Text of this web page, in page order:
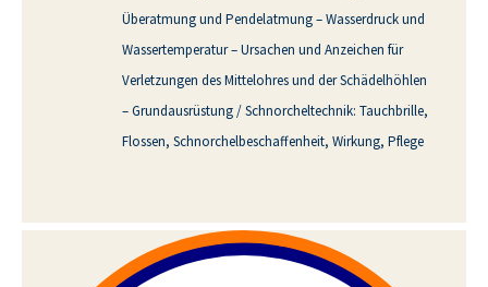
Überatmung und Pendelatmung – Wasserdruck und
Wassertemperatur – Ursachen und Anzeichen für
Verletzungen des Mittelohres und der Schädelhöhlen
– Grundausrüstung / Schnorcheltechnik: Tauchbrille,
Flossen, Schnorchelbeschaffenheit, Wirkung, Pflege